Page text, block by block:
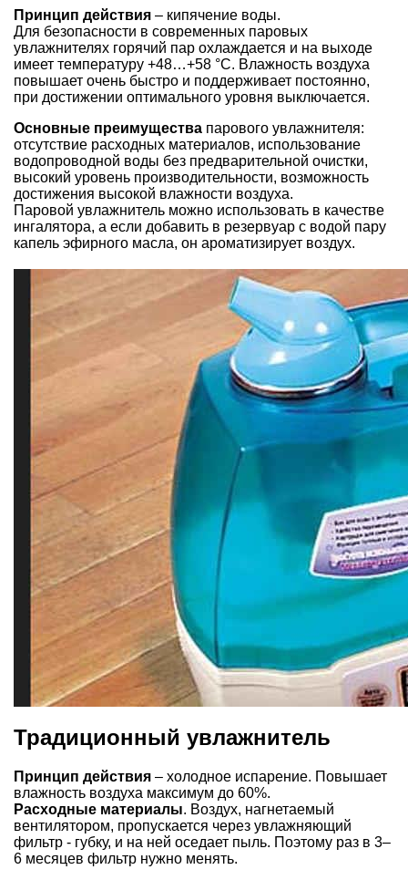
Принцип действия – кипячение воды.
Для безопасности в современных паровых
увлажнителях горячий пар охлаждается и на выходе
имеет температуру +48…+58 °С. Влажность воздуха
повышает очень быстро и поддерживает постоянно,
при достижении оптимального уровня выключается.
Основные преимущества парового увлажнителя:
отсутствие расходных материалов, использование
водопроводной воды без предварительной очистки,
высокий уровень производительности, возможность
достижения высокой влажности воздуха.
Паровой увлажнитель можно использовать в качестве
ингалятора, а если добавить в резервуар с водой пару
капель эфирного масла, он ароматизирует воздух.
Традиционный увлажнитель
Принцип действия – холодное испарение. Повышает
влажность воздуха максимум до 60%.
Расходные материалы. Воздух, нагнетаемый
вентилятором, пропускается через увлажняющий
фильтр - ­губку, и на ней оседает пыль. Поэтому раз в 3–
6 месяцев фильтр нужно менять.